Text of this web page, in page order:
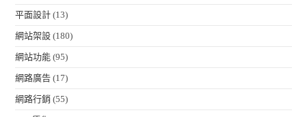
平面設計 (13)
網站架設 (180)
網站功能 (95)
網路廣告 (17)
網路行銷 (55)